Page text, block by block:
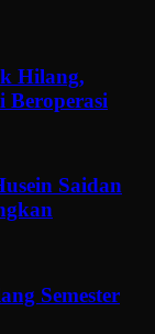
Hilang,
Beroperasi
Saidan
Semester